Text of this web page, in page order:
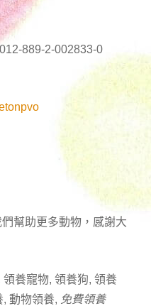
889-2-002833-0
幫助更多動物，感謝大
養寵物, 領養狗, 領養
動物領養, 免費領養